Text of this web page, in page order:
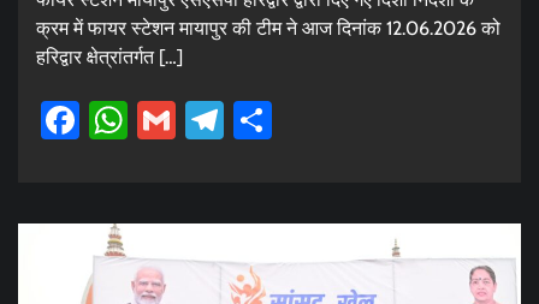
क्रम में फायर स्टेशन मायापुर की टीम ने आज दिनांक 12.06.2026 को
हरिद्वार क्षेत्रांतर्गत […]
Facebook
WhatsApp
GmailTelegram